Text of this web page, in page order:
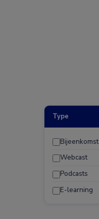
Type
Bijeenkomst
Webcast
Podcasts
E-learning